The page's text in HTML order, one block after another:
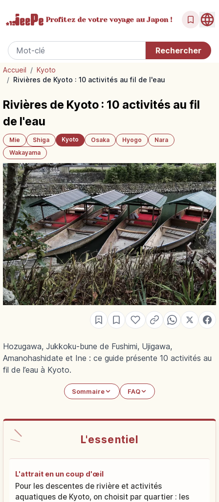
Profitez de votrevoyage au Japon !
Accueil / Kyoto
/ Rivières de Kyoto : 10 activités au fil de l'eau
Rivières de Kyoto : 10 activités au fil
de l'eau
Mie Shiga Kyoto Osaka Hyogo
Nara
Wakayama
Hozugawa, Jukkoku-bune de Fushimi, Ujigawa,
Amanohashidate et Ine : ce guide présente 10 activités au
fil de l’eau à Kyoto.
Sommaire FAQ
L'essentiel
L'attrait en un coup d'œil
Pour les descentes de rivière et activités
aquatiques de Kyoto, on choisit par quartier : les